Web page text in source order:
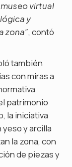
virtual
y
zona”, contó
también
con miras a
patrimonio
la iniciativa
y arcilla
la zona, con
de piezas y